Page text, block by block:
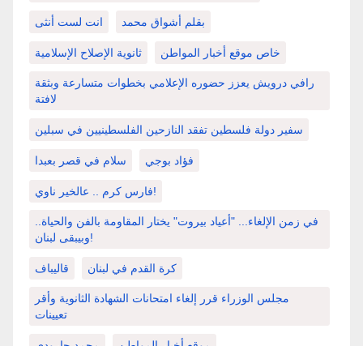
انت لست أنثى بقلم أشواق محمد
ثانوية الإصلاح الإسلامية خاص موقع أخبار المواطن
رافي درويش يعزز حضوره الإعلامي بخطوات متسارعة وبثقة
لافتة
سفير دولة فلسطين تفقد النازحين الفلسطينيين في سبلين
سلام في قصر بعبدا فؤاد بوجي
فارس كرم .. عالخير ناوي!
في زمن الإلغاء... "أعياد بيروت" يختار المقاومة بالفن والحياة..
وبيبقى لبنان!
قاليباف كرة القدم في لبنان
مجلس الوزراء قرر إلغاء امتحانات الشهادة الثانوية وأقر
تعيينات